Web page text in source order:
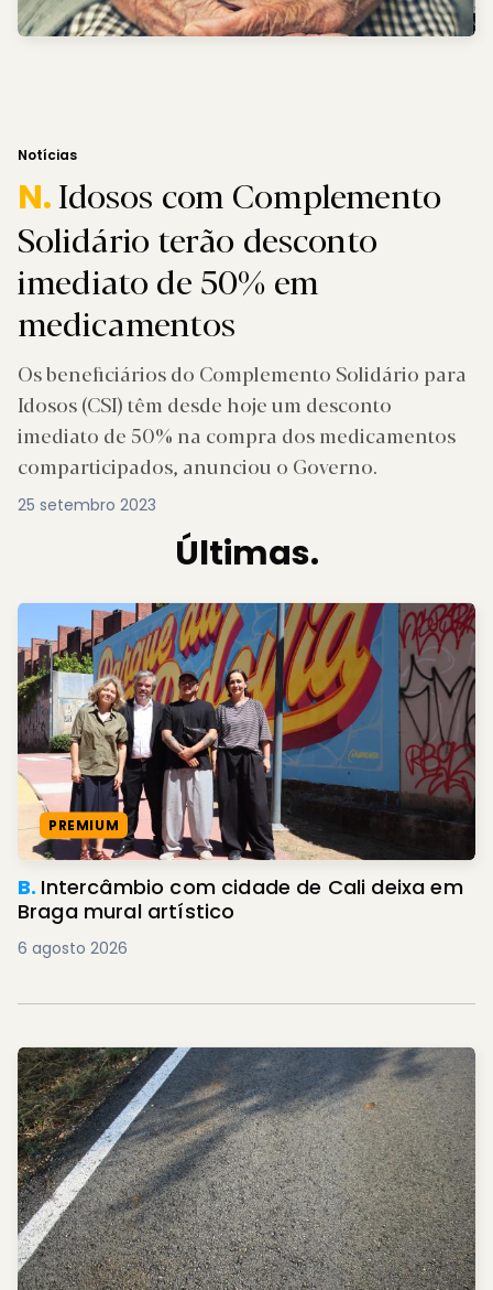
Notícias
N.Idosos com Complemento
Solidário terão desconto
imediato de 50% em
medicamentos
Os beneficiários do Complemento Solidário para
Idosos (CSI) têm desde hoje um desconto
imediato de 50% na compra dos medicamentos
comparticipados, anunciou o Governo.
25 setembro 2023
Últimas.
PREMIUM
B. Intercâmbio com cidade de Cali deixa em
Braga mural artístico
6 agosto 2026